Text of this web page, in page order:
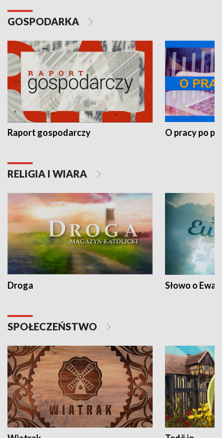
GOSPODARKA
Raport gospodarczy O pracy po
RELIGIA I WIARA
Droga Słowo o
SPOŁECZEŃSTWO